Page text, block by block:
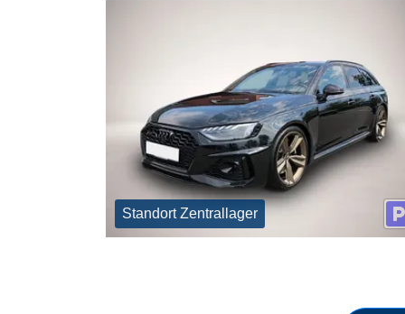
Standort Zentrallager